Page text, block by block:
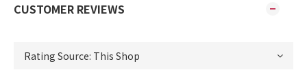
CUSTOMER REVIEWS